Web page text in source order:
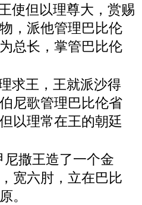
使但以理尊大，赏赐
，派他管理巴比伦
总长，掌管巴比伦
求王，王就派沙得
尼歌管理巴比伦省
以理常在王的朝廷
撒王造了一个金
宽六肘，立在巴比
。